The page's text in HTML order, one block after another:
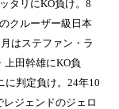
タリにKO負け。8
クルーザー級日本
はステファン・ラ
上田幹雄にKO負
に判定負け。24年10
レジェンドのジェロ